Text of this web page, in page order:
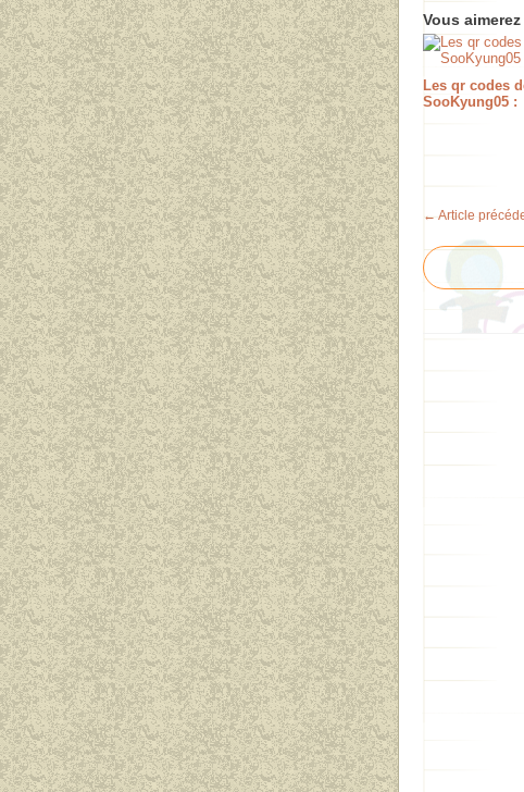
Vous
Les qr codes
SooKyung05 :
← Article